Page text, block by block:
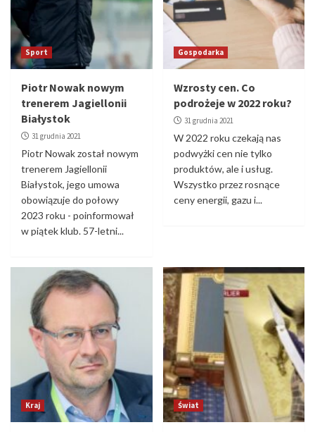
Sport
Piotr Nowak nowym
trenerem Jagiellonii
Białystok
31 grudnia 2021
Piotr Nowak został nowym
trenerem Jagiellonii
Białystok, jego umowa
obowiązuje do połowy
2023 roku - poinformował
w piątek klub. 57-letni...
Gospodarka
Wzrosty cen. Co
podrożeje w 2022 roku?
31 grudnia 2021
W 2022 roku czekają nas
podwyżki cen nie tylko
produktów, ale i usług.
Wszystko przez rosnące
ceny energii, gazu i...
Kraj Świat